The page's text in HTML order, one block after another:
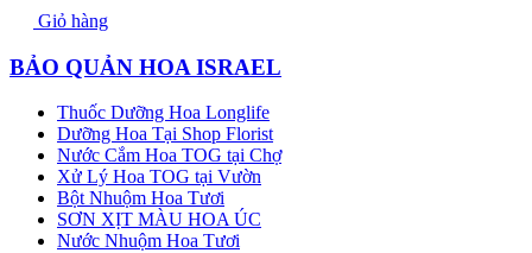
Giỏ hàng
BẢO QUẢN HOA ISRAEL
Thuốc Dưỡng Hoa Longlife
Dưỡng Hoa Tại Shop Florist
Nước Cắm Hoa TOG tại Chợ
Xử Lý Hoa TOG tại Vườn
Bột Nhuộm Hoa Tươi
SƠN XỊT MÀU HOA ÚC
Nước Nhuộm Hoa Tươi